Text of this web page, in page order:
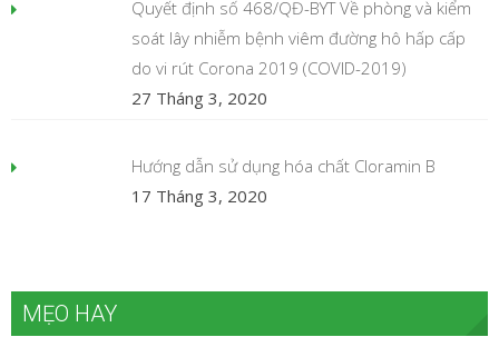
Quyết định số 468/QĐ-BYT Về phòng và kiểm
soát lây nhiễm bệnh viêm đường hô hấp cấp
do vi rút Corona 2019 (COVID-2019)
27 Tháng 3, 2020
Hướng dẫn sử dụng hóa chất Cloramin B
17 Tháng 3, 2020
MẸO HAY